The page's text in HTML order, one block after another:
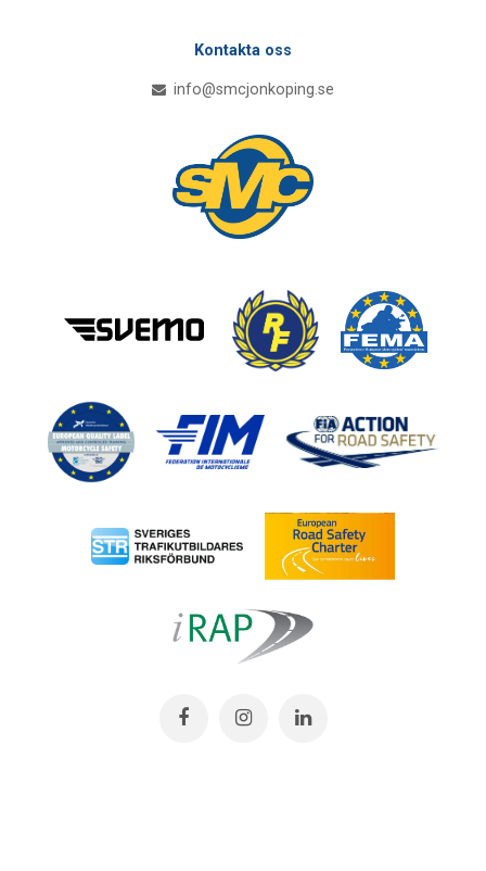
Kontakta oss
info@smcjonkoping.se